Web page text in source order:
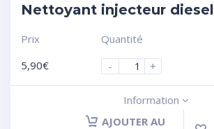
Nettoyant injecteur diesel
Prix
5,90€
Quantité
-
+
Information
AJOUTER AU